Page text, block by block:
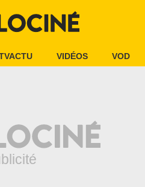
VIDÉOS VOD